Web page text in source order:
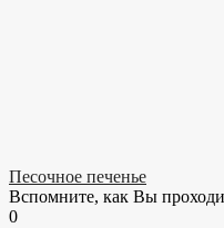
Песочное печенье
Вспомните, как Вы
0